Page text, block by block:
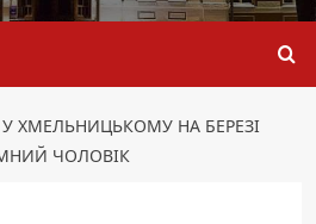
У ХМЕЛЬНИЦЬКОМУ НА БЕРЕЗІ
ЧОЛОВІК